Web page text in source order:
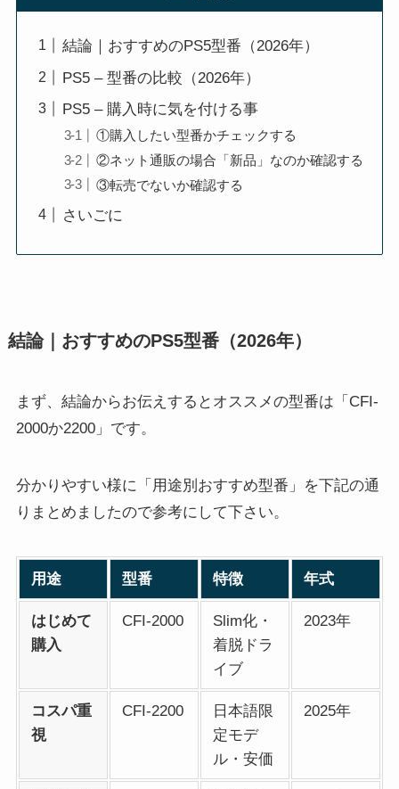
結論｜おすすめのPS5型番（2026年）
PS5 – 型番の比較（2026年）
PS5 – 購入時に気を付ける事
①購入したい型番かチェックする
②ネット通販の場合「新品」なのか確認する
③転売でないか確認する
さいごに
結論｜おすすめのPS5型番（2026年）
まず、結論からお伝えするとオススメの型番は「CFI-
2000か2200」です。
分かりやすい様に「用途別おすすめ型番」を下記の通
りまとめましたので参考にして下さい。
用途 型番 特徴 年式
はじめて
購入
CFI-2000
Slim化・
着脱ドラ
イブ
2023年
コスパ重
視
CFI-2200
日本語限
定モデ
ル・安価
2025年